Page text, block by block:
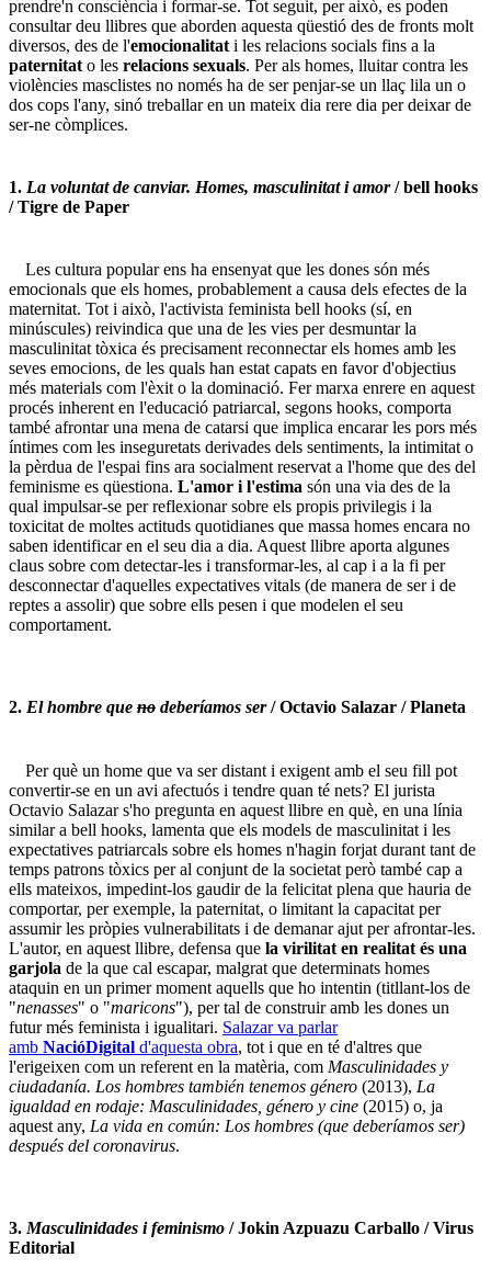
prendre'n consciència i formar-se. Tot seguit, per això, es poden
consultar deu llibres que aborden aquesta qüestió des de fronts molt
diversos, des de l'emocionalitat i les relacions socials fins a la
paternitat o les relacions sexuals. Per als homes, lluitar contra les
violències masclistes no només ha de ser penjar-se un llaç lila un o
dos cops l'any, sinó treballar en un mateix dia rere dia per deixar de
ser-ne còmplices.
1. La voluntat de canviar. Homes, masculinitat i amor/ bell hooks
/ Tigre de Paper
Les cultura popular ens ha ensenyat que les dones són més
emocionals que els homes, probablement a causa dels efectes de la
maternitat. Tot i això, l'activista feminista bell hooks (sí, en
minúscules) reivindica que una de les vies per desmuntar la
masculinitat tòxica és precisament reconnectar els homes amb les
seves emocions, de les quals han estat capats en favor d'objectius
més materials com l'èxit o la dominació. Fer marxa enrere en aquest
procés inherent en l'educació patriarcal, segons hooks, comporta
també afrontar una mena de catarsi que implica encarar les pors més
íntimes com les inseguretats derivades dels sentiments, la intimitat o
la pèrdua de l'espai fins ara socialment reservat a l'home que des del
feminisme es qüestiona. L'amor i l'estima són una via des de la
qual impulsar-se per reflexionar sobre els propis privilegis i la
toxicitat de moltes actituds quotidianes que massa homes encara no
saben identificar en el seu dia a dia. Aquest llibre aporta algunes
claus sobre com detectar-les i transformar-les, al cap i a la fi per
desconnectar d'aquelles expectatives vitals (de manera de ser i de
reptes a assolir) que sobre ells pesen i que modelen el seu
comportament.
2. El hombre que no deberíamos ser/ Octavio Salazar / Planeta
Per què un home que va ser distant i exigent amb el seu fill pot
convertir-se en un avi afectuós i tendre quan té nets? El jurista
Octavio Salazar s'ho pregunta en aquest llibre en què, en una línia
similar a bell hooks, lamenta que els models de masculinitat i les
expectatives patriarcals sobre els homes n'hagin forjat durant tant de
temps patrons tòxics per al conjunt de la societat però també cap a
ells mateixos, impedint-los gaudir de la felicitat plena que hauria de
comportar, per exemple, la paternitat, o limitant la capacitat per
assumir les pròpies vulnerabilitats i de demanar ajut per afrontar-les.
L'autor, en aquest llibre, defensa que la virilitat en realitat és una
garjola de la que cal escapar, malgrat que determinats homes
ataquin en un primer moment aquells que ho intentin (titllant-los de
"nenasses" o "maricons"), per tal de construir amb les dones un
futur més feminista i igualitari. Salazar va parlar
amb NacióDigital d'aquesta obra, tot i que en té d'altres que
l'erigeixen com un referent en la matèria, com Masculinidades y
ciudadanía. Los hombres también tenemos género (2013), La
igualdad en rodaje: Masculinidades, género y cine (2015) o, ja
aquest any, La vida en común: Los hombres (que deberíamos ser)
después del coronavirus.
3. Masculinidades i feminismo / Jokin Azpuazu Carballo / Virus
Editorial